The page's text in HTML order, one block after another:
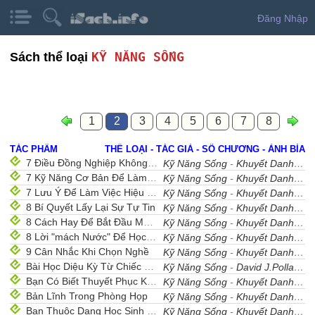
Đăng Nhập
Sách thể loại KỸ NĂNG SỐNG
1 2 3 4 5 6 7 8
TÁC PHẨM THỂ LOẠI - TÁC GIẢ - SỐ CHƯƠNG - ẢNH BÌA
7 Điều Đồng Nghiệp Không Ưa Kỹ Năng Sống -Khuyết Danh- 1
7 Kỹ Năng Cơ Bản Để Làm Việc Nhóm Một Cách Hiệu Quả
Kỹ Năng Sống -Khuyết Danh- 1
7 Lưu Ý Để Làm Việc Hiệu Quả
Kỹ Năng Sống -Khuyết Danh- 1
8 Bí Quyết Lấy Lại Sự Tự Tin
Kỹ Năng Sống -Khuyết Danh- 1
8 Cách Hay Để Bắt Đầu Một Ngày Làm Việc
Kỹ Năng Sống -Khuyết Danh- 1
8 Lời "mách Nước" Để Học Tốt
Kỹ Năng Sống -Khuyết Danh- 1
9 Cân Nhắc Khi Chọn Nghề
Kỹ Năng Sống -Khuyết Danh- 1
Bài Học Diệu Kỳ Từ Chiếc Xe Rác
Kỹ Năng Sống -David J.Pollay
-
Bạn Có Biết Thuyết Phục Khách Hàng?
Kỹ Năng Sống -Khuyết Danh- 1
Bản Lĩnh Trong Phòng Họp
Kỹ Năng Sống -Khuyết Danh- 1
Bạn Thuộc Dạng Học Sinh Nào?
Kỹ Năng Sống -Khuyết Danh- 1